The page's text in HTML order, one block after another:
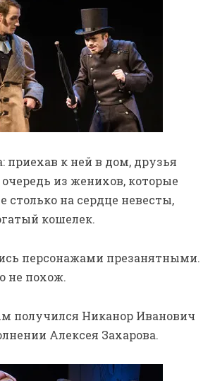
приехав к ней в дом, друзья
из женихов, которые
столько на сердце невесты,
кошелек.
персонажами презанятными.
не похож.
получился Никанор Иванович
Алексея Захарова.